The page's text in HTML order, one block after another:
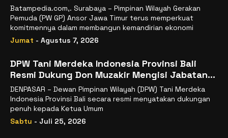
Batampedia.com,. Surabaya – Pimpinan Wilayah Gerakan
Pemuda (PW GP) Ansor Jawa Timur terus memperkuat
komitmennya dalam membangun kemandirian ekonomi
Jumat - Agustus 7, 2026
DPW Tani Merdeka Indonesia Provinsi Bali
Resmi Dukung Don Muzakir Mengisi Jabatan
Wakil Menteri Pertanian RI
DENPASAR – Dewan Pimpinan Wilayah (DPW) Tani Merdeka
Indonesia Provinsi Bali secara resmi menyatakan dukungan
penuh kepada Ketua Umum
Sabtu - Juli 25, 2026